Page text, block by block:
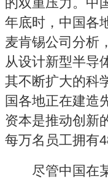
年底时，中国各
麦肯锡公司分析
从设计新型半导
其不断扩大的科
国各地正在建造
资本是推动创新
每万名员工拥有
尽管中国在某